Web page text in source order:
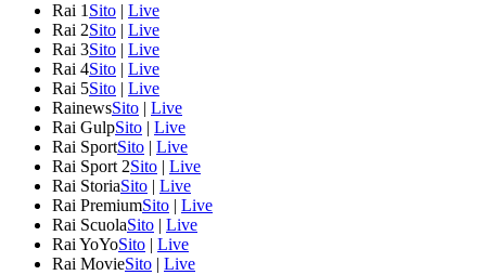
Rai 1 Sito | Live
Rai 2Sito | Live
Rai 3Sito | Live
Rai 4Sito | Live
Rai 5Sito | Live
RainewsSito | Live
Rai GulpSito | Live
Rai SportSito | Live
Rai Sport 2Sito | Live
Rai StoriaSito | Live
Rai PremiumSito | Live
Rai ScuolaSito | Live
Rai YoYoSito | Live
Rai MovieSito | Live